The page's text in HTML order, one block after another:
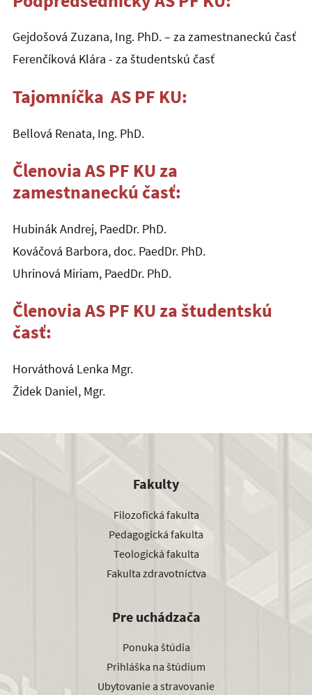
Gejdošová Zuzana, Ing. PhD. – za zamestnaneckú časť
Ferenčíková Klára - za študentskú časť
Tajomníčka AS PF KU:
Bellová Renata, Ing. PhD.
Členovia AS PF KU za
zamestnaneckú časť:
Hubinák Andrej, PaedDr. PhD.
Kováčová Barbora, doc. PaedDr. PhD.
Uhrinová Miriam, PaedDr. PhD.
Členovia AS PF KU za študentskú
časť:
Horváthová Lenka Mgr.
Židek Daniel, Mgr.
Fakulty
Filozofická fakulta
Pedagogická fakulta
Teologická fakulta
Fakulta zdravotníctva
Pre uchádzača
Ponuka štúdia
Prihláška na štúdium
Ubytovanie a stravovanie